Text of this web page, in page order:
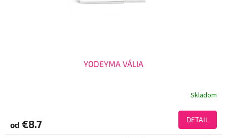
YODEYMA VÁLIA
Skladom
od €8.7 DETAIL